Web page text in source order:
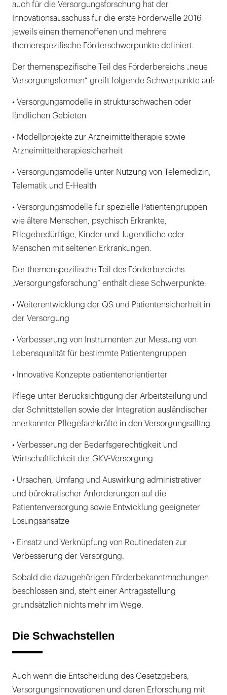
auch für die Versorgungsforschung hat der
Innovationsausschuss für die erste Förderwelle 2016
jeweils einen themenoffenen und mehrere
themenspezifische Förderschwerpunkte definiert.
Der themenspezifische Teil des Förderbereichs „neue
Versorgungsformen“ greift folgende Schwerpunkte auf:
• Versorgungsmodelle in strukturschwachen oder
ländlichen Gebieten
• Modellprojekte zur Arzneimitteltherapie sowie
Arzneimitteltherapiesicherheit
• Versorgungsmodelle unter Nutzung von Telemedizin,
Telematik und E-Health
• Versorgungsmodelle für spezielle Patientengruppen
wie ältere Menschen, psychisch Erkrankte,
Pflegebedürftige, Kinder und Jugendliche oder
Menschen mit seltenen Erkrankungen.
Der themenspezifische Teil des Förderbereichs
„Versorgungsforschung“ enthält diese Schwerpunkte:
• Weiterentwicklung der QS und Patientensicherheit in
der Versorgung
• Verbesserung von Instrumenten zur Messung von
Lebensqualität für bestimmte Patientengruppen
• Innovative Konzepte patientenorientierter
Pflege unter Berücksichtigung der Arbeitsteilung und
der Schnittstellen sowie der Integration ausländischer
anerkannter Pflegefachkräfte in den Versorgungsalltag
• Verbesserung der Bedarfsgerechtigkeit und
Wirtschaftlichkeit der GKV-Versorgung
• Ursachen, Umfang und Auswirkung administrativer
und bürokratischer Anforderungen auf die
Patientenversorgung sowie Entwicklung geeigneter
Lösungsansätze
• Einsatz und Verknüpfung von Routinedaten zur
Verbesserung der Versorgung.
Sobald die dazugehörigen Förderbekanntmachungen
beschlossen sind, steht einer Antragsstellung
grundsätzlich nichts mehr im Wege.
Die Schwachstellen
Auch wenn die Entscheidung des Gesetzgebers,
Versorgungsinnovationen und deren Erforschung mit